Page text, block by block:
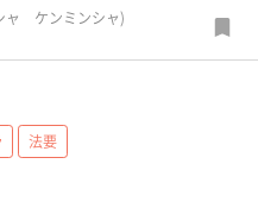
ャ ケンミンシャ)
法要